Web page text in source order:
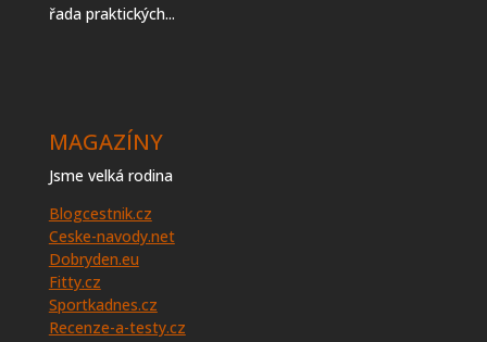
řada praktických...
MAGAZÍNY
Jsme velká rodina
Blogcestnik.cz
Ceske-navody.net
Dobryden.eu
Fitty.cz
Sportkadnes.cz
Recenze-a-testy.cz